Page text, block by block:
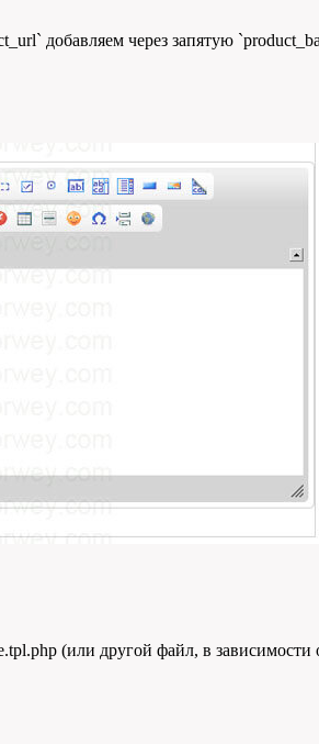
добавляем через запятую
(или другой файл, в